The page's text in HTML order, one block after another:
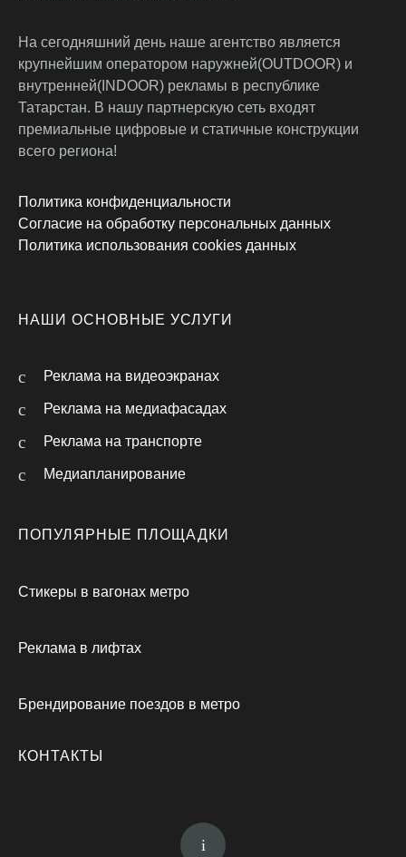
На сегодняшний день наше агентство является
крупнейшим оператором наружней(OUTDOOR) и
внутренней(INDOOR) рекламы в республике
Татарстан. В нашу партнерскую сеть входят
премиальные цифровые и статичные конструкции
всего региона!
Политика конфиденциальности
Согласие на обработку персональных данных
Политика использования cookies данных
НАШИ ОСНОВНЫЕ УСЛУГИ
Реклама на видеоэкранах
Реклама на медиафасадах
Реклама на транспорте
Медиапланирование
ПОПУЛЯРНЫЕ ПЛОЩАДКИ
Стикеры в вагонах метро
Реклама в лифтах
Брендирование поездов в метро
КОНТАКТЫ